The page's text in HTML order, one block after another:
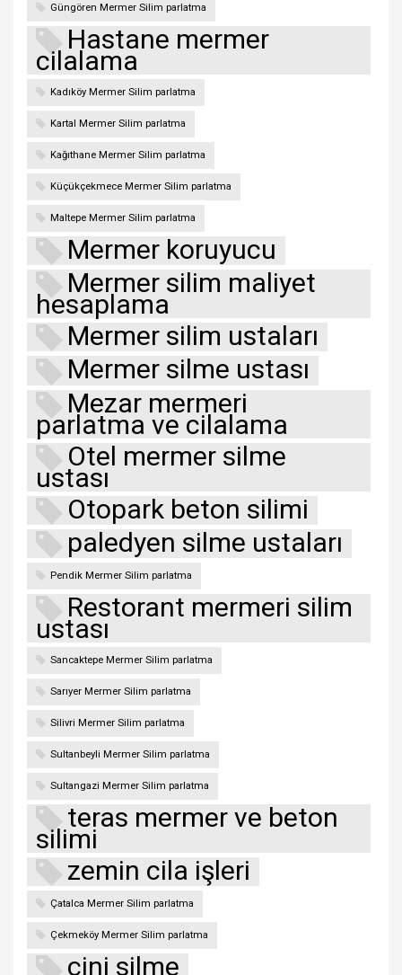
Güngören Mermer Silim parlatma
Hastane mermer
cilalama
Kadıköy Mermer Silim parlatma
Kartal Mermer Silim parlatma
Kağıthane Mermer Silim parlatma
Küçükçekmece Mermer Silim parlatma
Maltepe Mermer Silim parlatma
Mermer koruyucu
Mermer silim maliyet
hesaplama
Mermer silim ustaları
Mermer silme ustası
Mezar mermeri
parlatma ve cilalama
Otel mermer silme
ustası
Otopark beton silimi
paledyen silme ustaları
Pendik Mermer Silim parlatma
Restorant mermeri silim
ustası
Sancaktepe Mermer Silim parlatma
Sarıyer Mermer Silim parlatma
Silivri Mermer Silim parlatma
Sultanbeyli Mermer Silim parlatma
Sultangazi Mermer Silim parlatma
teras mermer ve beton
silimi
zemin cila işleri
Çatalca Mermer Silim parlatma
Çekmeköy Mermer Silim parlatma
çini silme